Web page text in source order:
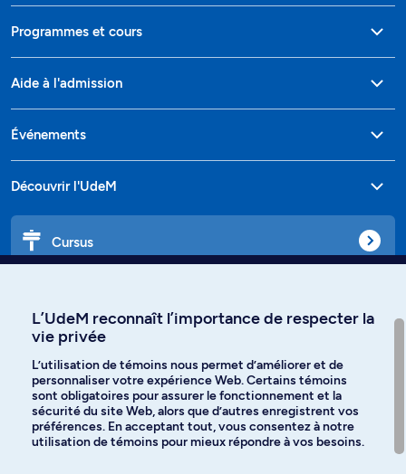
Programmes et cours
Aide à l'admission
Événements
Découvrir l'UdeM
Cursus
Langues
Facebook Instagram
L’UdeM reconnaît l’importance de respecter la
vie privée
L’utilisation de témoins nous permet d’améliorer et de
personnaliser votre expérience Web. Certains témoins
sont obligatoires pour assurer le fonctionnement et la
sécurité du site Web, alors que d’autres enregistrent vos
préférences. En acceptant tout, vous consentez à notre
utilisation de témoins pour mieux répondre à vos besoins.